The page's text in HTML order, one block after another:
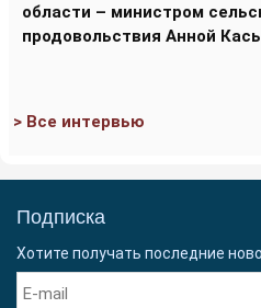
области – министром
продовольствия Анной
> Все интервью
Подписка
Хотите получать последние